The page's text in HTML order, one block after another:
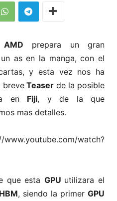
AMD prepara un gran
as en la manga, con el
y esta vez nos ha
breve Teaser de la posible
en Fiji, y de la que
mas detalles.
watch?
que esta GPU utilizara el
HBM, siendo la primer GPU